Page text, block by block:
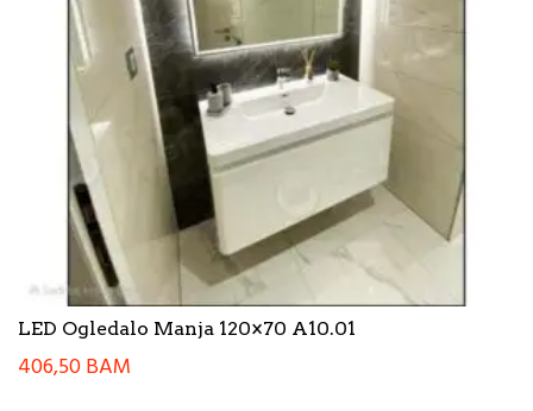
LED Ogledalo Manja 120×70 A10.01
406,50BAM